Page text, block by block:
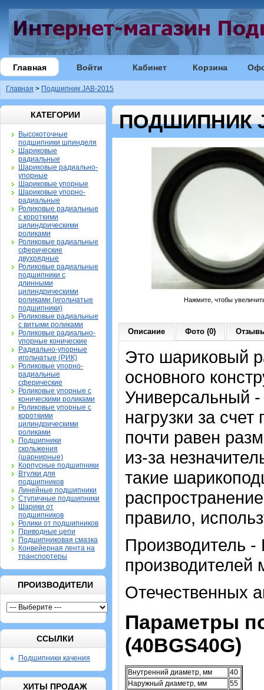
Главная Войти Кабинет Корзина
Главная > Подшипник JAB-2015
КАТЕГОРИИ
Высокоточные
подшипники шпинделя
Шариковые
радиальные
Шариковые радиально-
упорные
Шариковые упорные
Шариковые упорно-
радиальные
Роликовые радиальные
с короткими
цилиндрическими
роликами
Роликовые радиальные
сферические
двухрядные
Роликовые радиальные
подшипники с
длинными
цилиндрическими
роликами (игольчатые
подшипники)
Роликовые радиальные
с витыми роликами
Роликовые радиально-
упорные конические
Радиально-упорные
игольчатые (РИК)
Роликовые упорно-
радиальные
сферические
Роликовые упорные с
коническими роликами
Роликовые упорные с
короткими
цилиндрическими
роликами
Подшипники
скольжения
(шарнирные)
Корпусные подшипники
Втулки для
подшипников
Линейные подшипники
Ступичные подшипники
Шарики от
подшипников
Ролики от подшипников
Приводные цепи
Подшипниковая смазка
Конвейерная лента на
транспортеры
ПРОИЗВОДИТЕЛИ
ССЫЛКИ
Подшипники качения
ХИТЫ ПРОДАЖ
ПОДШИПНИК
Нажмите, чтобы
Описание Фото (0)
Это шариковый
основного
Универсальный
нагрузки за
почти равен
из-за
такие
правило,
Производитель
производителей
Отечественных
Параметры
(40BGS40G)
Внутренний диаметр, мм
40
Наружный диаметр, мм
55